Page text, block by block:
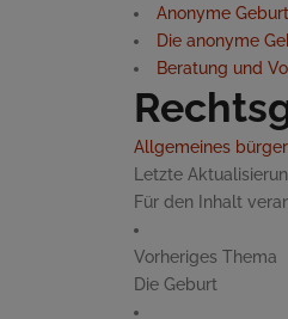
Anonyme
Die anonyme
Beratung und
Allgemeines
Letzte
Für den Inhalt
Vorheriges Thema
Die Geburt